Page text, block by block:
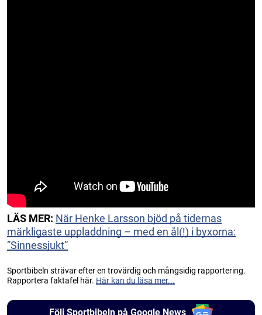
LÄS MER: När Henke Larsson bjöd på tidernas
märkligaste uppladdning – med en ål(!) i byxorna:
”Sinnessjukt”
Sportbibeln strävar efter en trovärdig och mångsidig rapportering.
Rapportera faktafel här. Här kan du läsa mer...
Följ Sportbibeln på Google News